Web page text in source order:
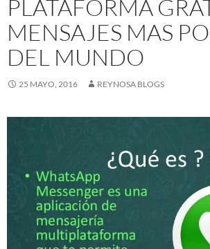
PLATAFORMA
MENSAJES MAS
DEL MUNDO
25 MAYO, 2016 REYNOSA BLOGS